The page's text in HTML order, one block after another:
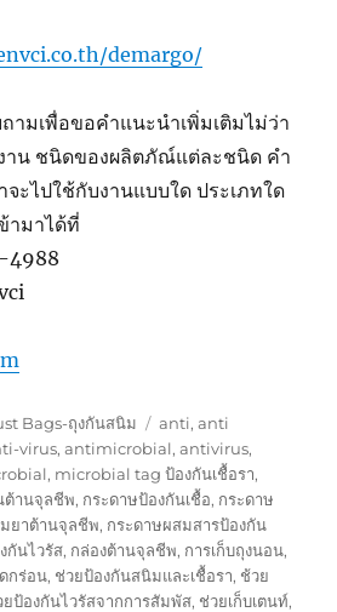
demargo/
ามเพื่อขอคำแนะนำเพิ่มเติมไม่ว่า
าน ชนิดของผลิตภัณ์แต่ละชนิด คำ
ะไปใช้กับงานแบบใด ประเภทใด
ามาได้ที่
4988
Bags-ถุงกันสนิม Tags
anti,anti
virus,antimicrobial,antivirus,
, microbial tag ป้องกันเชื้อรา,
ต้านจุลชีพ, กระดาษป้องกันเชื้อ, กระดาษ
ยาต้านจุลชีพ, กระดาษผสมสารป้องกัน
กันไวรัส, กล่องต้านจุลชีพ, การเก็บถุงนอน,
กร่อน, ช่วยป้องกันสนิมและเชื้อรา, ช้วย
ยป้องกันไวรัสจากการสัมพัส, ช่วยเก็บเตนท์,